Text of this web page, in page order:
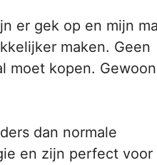
er gek op en mijn
maken. Geen
moet kopen. Gewoon
dan normale
en zijn perfect voor